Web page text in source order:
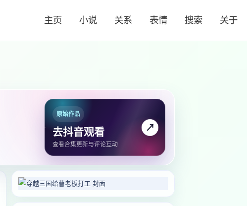
主页 小说 关系 表情 搜索 关于
原始作品
去抖音观看
查看合集更新与评论互动
↗